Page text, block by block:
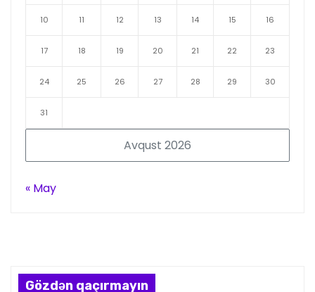
Avqust 2026
10 11 12 13 14 15 16
17 18 19 20 21 22 23
24 25 26 27 28 29 30
31
« May
Gözdən qaçırmayın